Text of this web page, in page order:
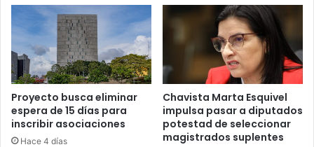
Proyecto busca eliminar
espera de 15 días para
inscribir asociaciones
Hace 4 días
Chavista Marta Esquivel
impulsa pasar a diputados
potestad de seleccionar
magistrados suplentes